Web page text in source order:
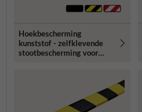
Hoekbescherming
kunststof - zelfklevende
stootbescherming voor